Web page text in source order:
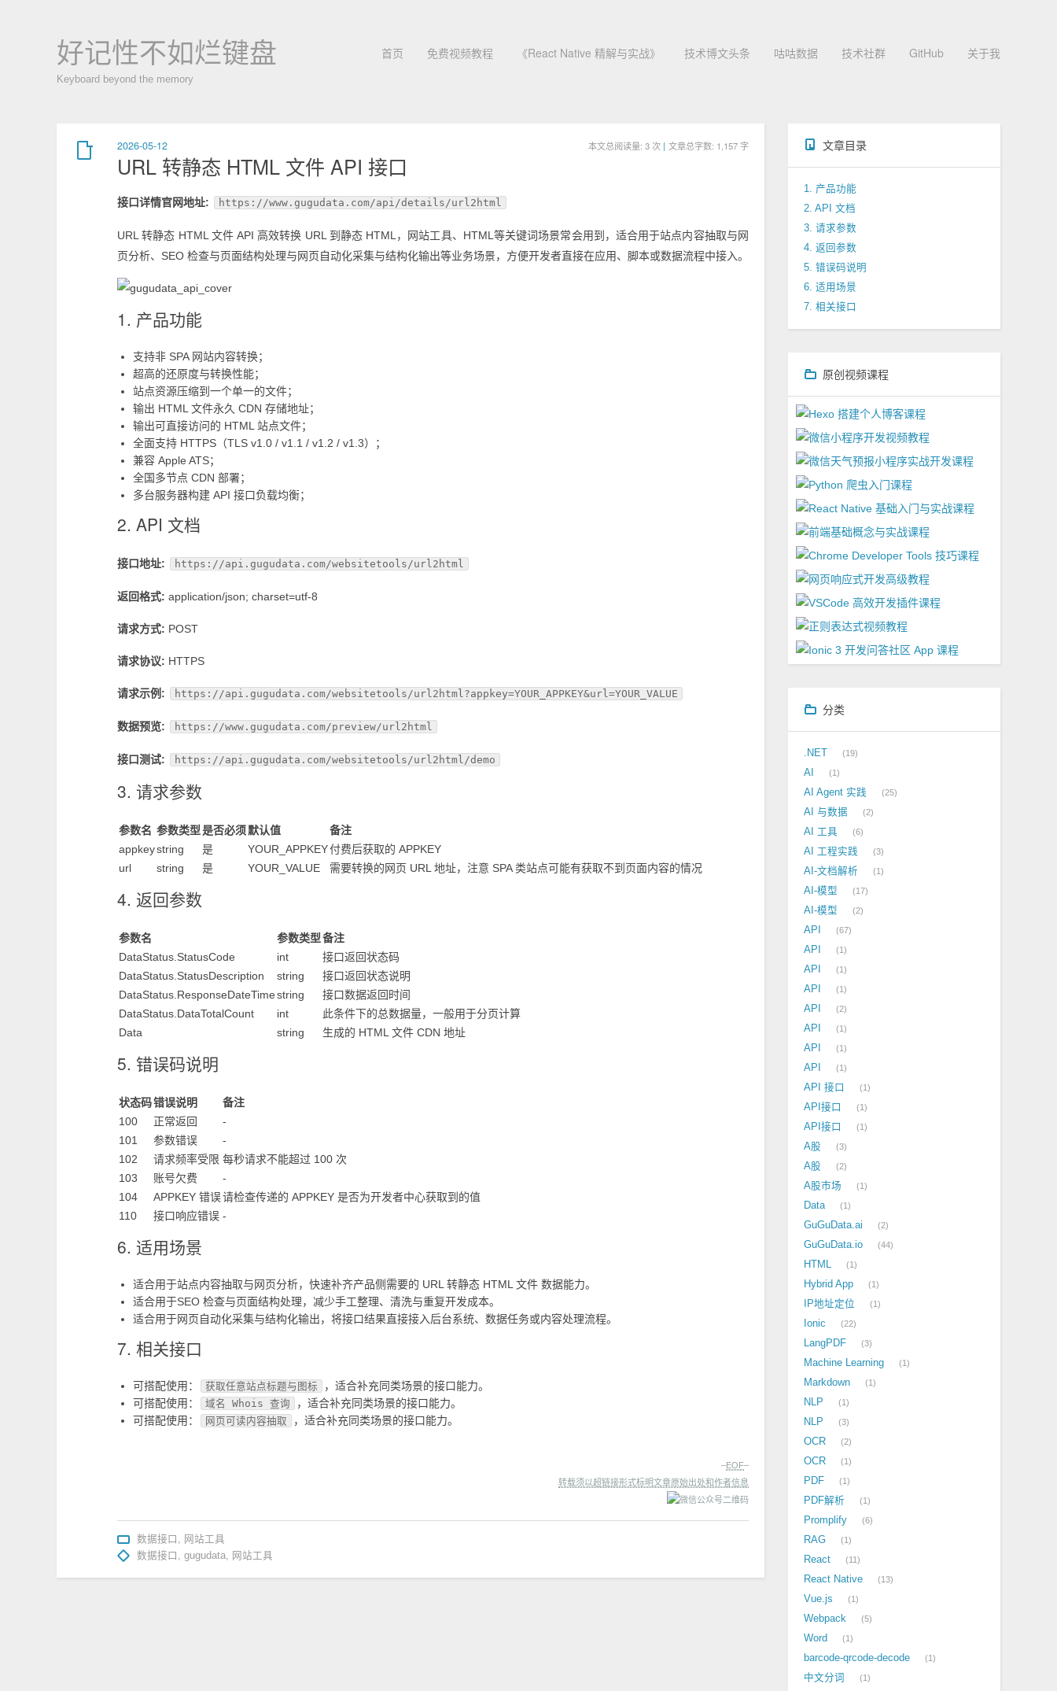
好记性不如烂键盘
Keyboard beyond the memory
首页 免费视频教程 《React Native 精解与实战》 技术博文头条 咕咕数据 技术社群 GitHub 关于我
2026-05-12 本文总阅读量: 3 次 | 文章总字数: 1,157 字
URL 转静态 HTML 文件 API 接口
接口详情官网地址: https://www.gugudata.com/api/details/url2html
URL 转静态 HTML 文件 API 高效转换 URL 到静态 HTML，网站工具、HTML等关键词场景常会用到，适合用于站点内容抽取与网
页分析、SEO 检查与页面结构处理与网页自动化采集与结构化输出等业务场景，方便开发者直接在应用、脚本或数据流程中接入。
1. 产品功能
支持非 SPA 网站内容转换；
超高的还原度与转换性能；
站点资源压缩到一个单一的文件；
输出 HTML 文件永久 CDN 存储地址；
输出可直接访问的 HTML 站点文件；
全面支持 HTTPS（TLS v1.0 / v1.1 / v1.2 / v1.3）；
兼容 Apple ATS；
全国多节点 CDN 部署；
多台服务器构建 API 接口负载均衡；
2. API 文档
接口地址: https://api.gugudata.com/websitetools/url2html
返回格式: application/json; charset=utf-8
请求方式: POST
请求协议: HTTPS
请求示例: https://api.gugudata.com/websitetools/url2html?appkey=YOUR_APPKEY&url=YOUR_VALUE
数据预览: https://www.gugudata.com/preview/url2html
接口测试: https://api.gugudata.com/websitetools/url2html/demo
3. 请求参数
参数名 参数类型是否必须默认值
备注
appkeystring 是 YOUR_APPKEY付费后获取的 APPKEY
url
string 是 YOUR_VALUE 需要转换的网页 URL 地址，注意 SPA 类站点可能有获取不到页面内容的情况
4. 返回参数
参数名 参数类型备注
DataStatus.StatusCode
int
接口返回状态码
DataStatus.StatusDescription
string
接口返回状态说明
DataStatus.ResponseDateTimestring
接口数据返回时间
DataStatus.DataTotalCount
int
此条件下的总数据量，一般用于分页计算
Data
string 生成的 HTML 文件 CDN 地址
5. 错误码说明
状态码错误说明
备注
100
正常返回
-
101
参数错误
-
102
请求频率受限 每秒请求不能超过 100 次
103
账号欠费
-
104
APPKEY 错误请检查传递的 APPKEY 是否为开发者中心获取到的值
110
接口响应错误 -
6. 适用场景
适合用于站点内容抽取与网页分析，快速补齐产品侧需要的 URL 转静态 HTML 文件 数据能力。
适合用于SEO 检查与页面结构处理，减少手工整理、清洗与重复开发成本。
适合用于网页自动化采集与结构化输出，将接口结果直接接入后台系统、数据任务或内容处理流程。
7. 相关接口
可搭配使用： 获取任意站点标题与图标
，适合补充同类场景的接口能力。
可搭配使用：
域名 Whois 查询
，适合补充同类场景的接口能力。
可搭配使用：
网页可读内容抽取 ，适合补充同类场景的接口能力。
–EOF–
转载须以超链接形式标明文章原始出处和作者信息
数据接口 , 网站工具
数据接口 , gugudata, 网站工具
文章目录
1. 产品功能
2. API 文档
3. 请求参数
4. 返回参数
5. 错误码说明
6. 适用场景
7. 相关接口
原创视频课程
分类
.NET 19
AI 1
AI Agent 实践 25
AI 与数据 2
AI 工具 6
AI 工程实践 3
AI-文档解析 1
AI-模型 17
AI-模型 2
API 67
API 1
API 1
API 1
API 2
API 1
API 1
API 1
API 接口 1
API接口 1
API接口 1
A股 3
A股 2
A股市场 1
Data 1
GuGuData.ai 2
GuGuData.io 44
HTML 1
Hybrid App 1
IP地址定位 1
Ionic 22
LangPDF 3
Machine Learning 1
Markdown 1
NLP 1
NLP 3
OCR 2
OCR 1
PDF 1
PDF解析 1
Promplify 6
RAG 1
React 11
React Native 13
Vue.js 1
Webpack 5
Word 1
barcode-qrcode-decode 1
中文分词 1